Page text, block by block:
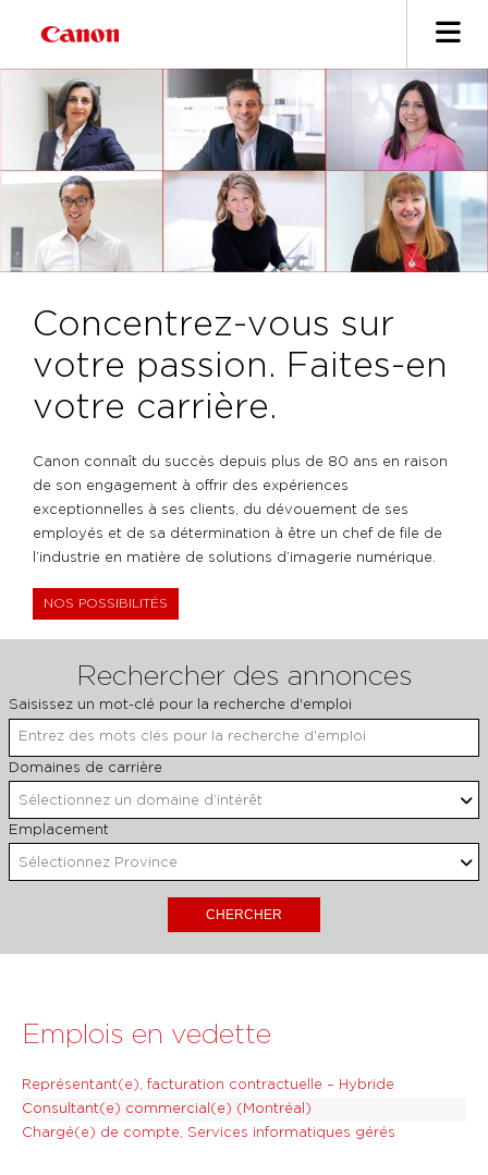
Concentrez-vous sur
votre passion. Faites-en
votre carrière.
Canon connaît du succès depuis plus de 80 ans en raison
de son engagement à offrir des expériences
exceptionnelles à ses clients, du dévouement de ses
employés et de sa détermination à être un chef de file de
l’industrie en matière de solutions d’imagerie numérique.
NOS POSSIBILITÉS
Rechercher des annonces
Saisissez un mot-clé pour la recherche d'emploi
Domaines de carrière
Sélectionnez un domaine d’intérêt
Emplacement
Sélectionnez Province
Emplois en vedette
Représentant(e), facturation contractuelle – Hybride
Consultant(e) commercial(e) (Montréal)
Chargé(e) de compte, Services informatiques gérés